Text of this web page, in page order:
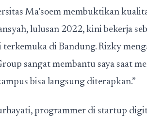
Ma’soem membuktikan
lulusan 2022, kini bekerja
di Bandung. Rizky
sangat membantu saya saat
bisa langsung diterapkan.”
programmer di startup